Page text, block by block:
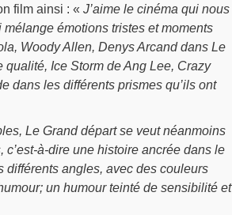
film ainsi : « J’aime le cinéma qui nous
émotions tristes et moments
Woody Allen, Denys Arcand dans Le
Ice Storm de Ang Lee, Crazy
dans les différents prismes qu’ils ont
Le Grand départse veut néanmoins
à-dire une histoire ancrée dans le
angles, avec des couleurs
un humour teinté de sensibilité et